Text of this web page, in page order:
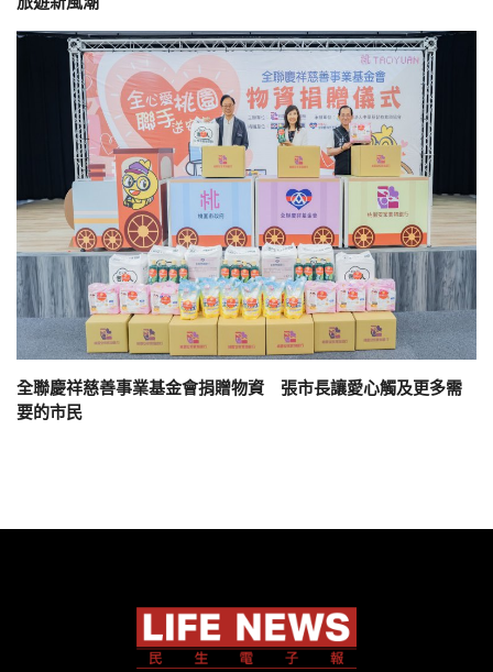
全聯慶祥慈善事業基金會捐贈物資 張市長讓愛心觸及更多需
要的市民